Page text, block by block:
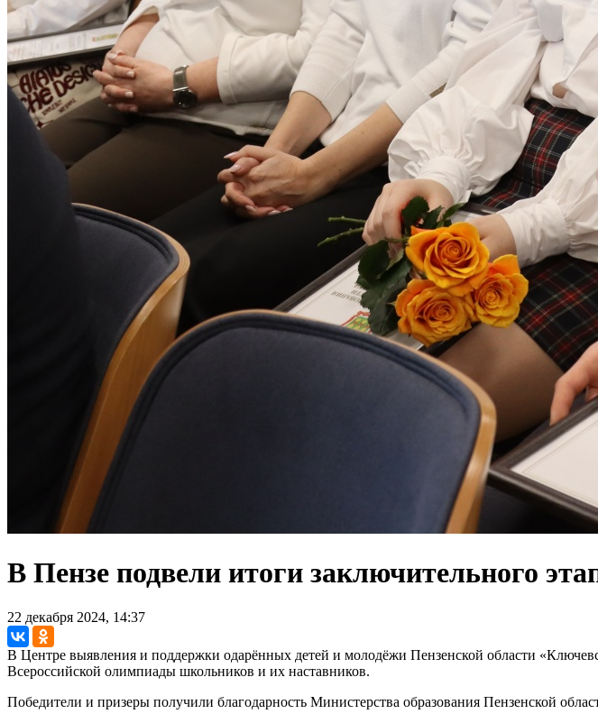
В Пензе подвели итоги заключительного
22 декабря 2024, 14:37
В Центре выявления и поддержки одарённых детей и молодёжи Пензенской области
Всероссийской олимпиады школьников и их наставников.
Победители и призеры получили благодарность Министерства образования Пензенской